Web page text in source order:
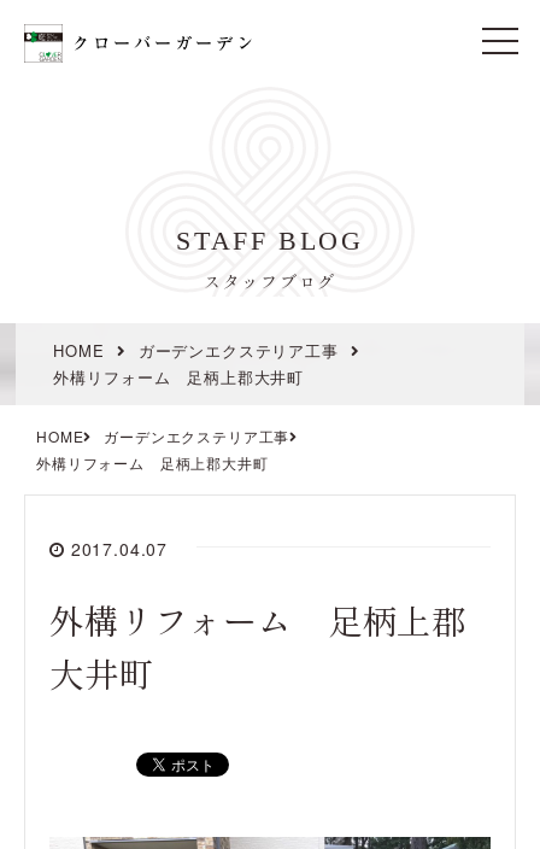
t
STAFF BLOG
スタッフブログ
HOME
ガーデンエクステリア工事
外構リフォーム 足柄上郡大井町
HOME
ガーデンエクステリア工事
外構リフォーム 足柄上郡大井町
2017.04.07
外構リフォーム 足柄上郡
大井町